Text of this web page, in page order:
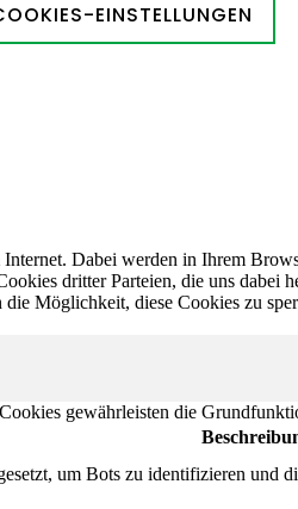
EINSTELLUNGEN
Dabei werden in Ihrem
dritter Parteien, die uns dabei
Möglichkeit, diese Cookies zu
gewährleisten die
um Bots zu identifizieren und